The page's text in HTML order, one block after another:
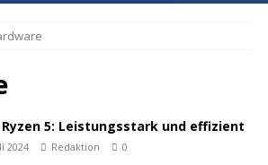
Ryzen 5: Leistungsstark und effizient
2024 Redaktion 0